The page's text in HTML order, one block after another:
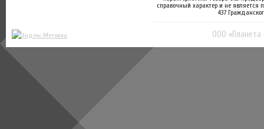
справочный характер и не
437
ООО